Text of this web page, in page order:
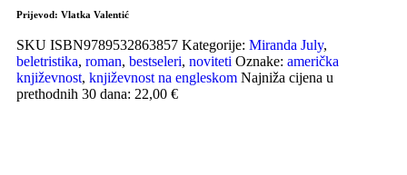
Prijevod: Vlatka Valentić
SKU ISBN9789532863857 Kategorije: Miranda July,
beletristika, roman, bestseleri, noviteti Oznake: američka
književnost, književnost na engleskom Najniža cijena u
prethodnih 30 dana: 22,00 €